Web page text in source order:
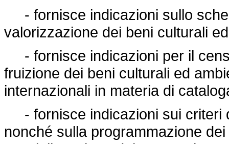
- fornisce indicazioni sullo
valorizzazione dei beni culturali
- fornisce indicazioni per il
fruizione dei beni culturali ed
internazionali in materia di
- fornisce indicazioni sui criteri
nonché sulla programmazione